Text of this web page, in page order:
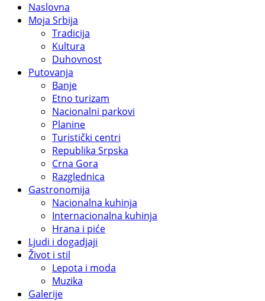
Naslovna
Moja Srbija
Tradicija
Kultura
Duhovnost
Putovanja
Banje
Etno turizam
Nacionalni parkovi
Planine
Turistički centri
Republika Srpska
Crna Gora
Razglednica
Gastronomija
Nacionalna kuhinja
Internacionalna kuhinja
Hrana i piće
Ljudi i dogadjaji
Život i stil
Lepota i moda
Muzika
Galerije